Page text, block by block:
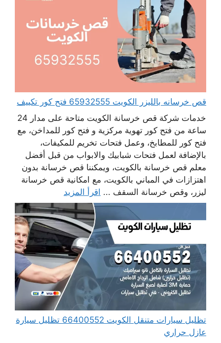
قص خرسانه بالليزر الكويت 65932555 فتح كور تكييف
خدمات شركة قص خرسانة الكويت متاحة على مدار 24
ساعة من فتح كور تهوية مركزية و فتح كور للمداخن، مع
فتح كور للمطابخ، وعمل فتحات تخريم للمكيفات،
بالإضافة لعمل فتحات شبابيك والابواب من قبل أفضل
معلم قص خرسانة بالكويت، ويمكننا قص خرسانة بدون
اهتزازات في المباني بالكويت، مع امكانية قص خرسانة
ليزر، وقص خرسانة السقف ... اقرأ المزيد
تظليل سيارات متنقل الكويت 66400552 تظليل سيارة
عازل حراري